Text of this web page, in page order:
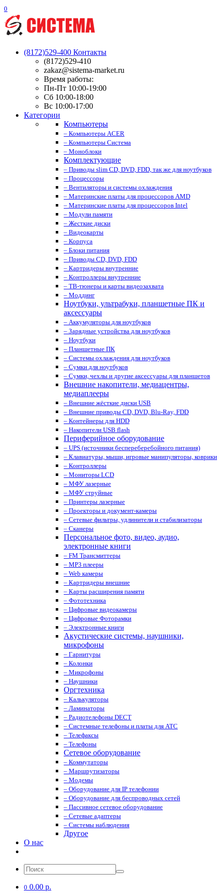
0
(8172)529-400 Контакты
(8172)529-410
zakaz@sistema-market.ru
Время работы:
Пн-Пт 10:00-19:00
Сб 10:00-18:00
Вс 10:00-17:00
Категории
Компьютеры
– Компьютеры ACER
– Компьютеры Система
– Моноблоки
Комплектующие
– Приводы slim CD, DVD, FDD, так же для ноутбуков
– Процессоры
– Вентиляторы и системы охлаждения
– Материнские платы для процессоров AMD
– Материнские платы для процессоров Intel
– Модули памяти
– Жесткие диски
– Видеокарты
– Корпуса
– Блоки питания
– Приводы CD, DVD, FDD
– Картридеры внутренние
– Контроллеры внутренние
– ТВ-тюнеры и карты видеозахвата
– Моддинг
Ноутбуки, ультрабуки, планшетные ПК и
аксессуары
– Аккумуляторы для ноутбуков
– Зарядные устройства для ноутбуков
– Ноутбуки
– Планшетные ПК
– Системы охлаждения для ноутбуков
– Сумки для ноутбуков
– Сумки, чехлы и другие аксессуары для планшетов
Внешние накопители, медиацентры,
медиаплееры
– Внешние жёсткие диски USB
– Внешние приводы CD, DVD, Blu-Ray, FDD
– Контейнеры для HDD
– Накопители USB flash
Периферийное оборудование
– UPS (источники беспереберебойного питания)
– Клавиатуры, мыши, игровые манипуляторы, коврики
– Контроллеры
– Мониторы LCD
– МФУ лазерные
– МФУ струйные
– Принтеры лазерные
– Проекторы и документ-камеры
– Сетевые фильтры, удлинители и стабилизаторы
– Сканеры
Персональное фото, видео, аудио,
электронные книги
– FM Трансмиттеры
– MP3 плееры
– Web камеры
– Картридеры внешние
– Карты расширения памяти
– Фототехника
– Цифровые видеокамеры
– Цифровые Фоторамки
– Электронные книги
Акустические системы, наушники,
микрофоны
– Гарнитуры
– Колонки
– Микрофоны
– Наушники
Оргтехника
– Калькуляторы
– Ламинаторы
– Радиотелефоны DECT
– Системные телефоны и платы для АТС
– Телефаксы
– Телефоны
Сетевое оборудование
– Коммутаторы
– Маршрутизаторы
– Модемы
– Оборудование для IP телефонии
– Оборудование для беспроводных сетей
– Пассивное сетевое оборудование
– Сетевые адаптеры
– Системы наблюдения
Другое
О нас
0 0.00 р.